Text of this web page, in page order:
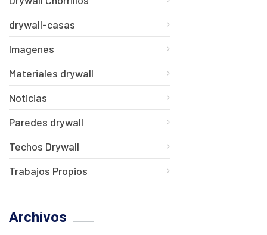
drywall-casas
Imagenes
Materiales drywall
Noticias
Paredes drywall
Techos Drywall
Trabajos Propios
Archivos